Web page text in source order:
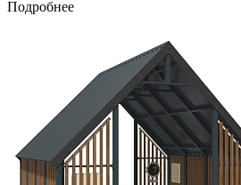
Подробнее